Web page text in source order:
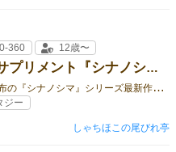
[SW2.5同人サプリメント『シナノシマ』（2025秋最新版）]
累
計200部以上頒布の『シナノシマ』シリーズ最新作が登場！
360 12歳〜
ジー
しゃちほこの尾びれ亭